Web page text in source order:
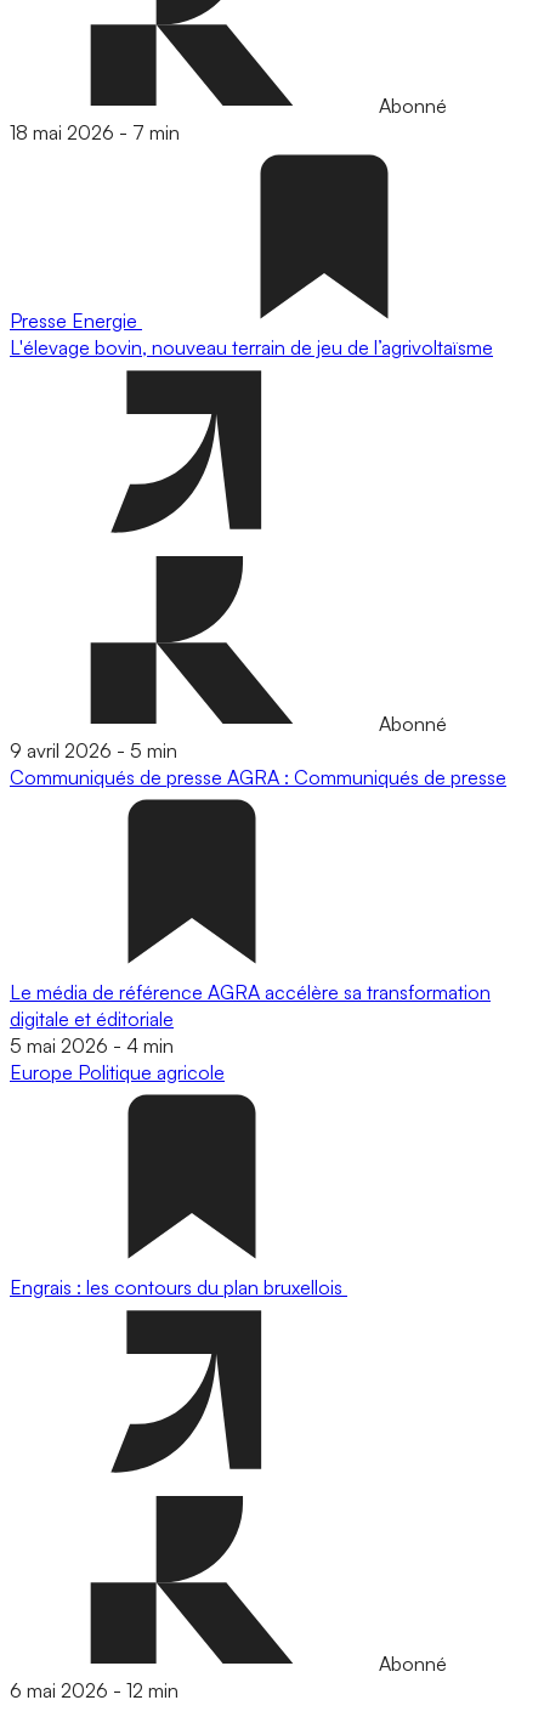
Abonné
18 mai 2026 - 7 min
Presse Energie
L'élevage bovin, nouveau terrain de jeu de l’agrivoltaïsme
Abonné
9 avril 2026 - 5 min
Communiqués de presse AGRA : Communiqués de presse
Le média de référence AGRA accélère sa transformation
digitale et éditoriale
5 mai 2026 - 4 min
Europe Politique agricole
Engrais : les contours du plan bruxellois
Abonné
6 mai 2026 - 12 min